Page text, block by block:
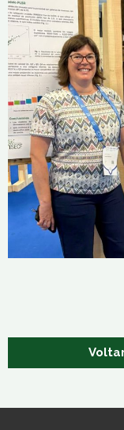
9.º
20 de Junho, 2025